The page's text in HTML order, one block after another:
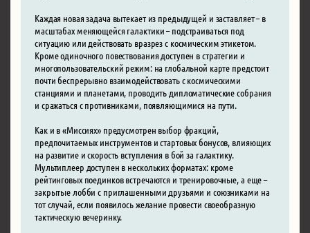
Каждая новая задача вытекает из предыдущей и заставляет – в
масштабах меняющейся галактики – подстраиваться под
ситуацию или действовать вразрез с космическим этикетом.
Кроме одиночного повествования доступен в стратегии и
многопользовательский режим: на глобальной карте предстоит
почти беспрерывно взаимодействовать с космическими
станциями и планетами, проводить дипломатические собрания
и сражаться с противниками, появляющимися на пути.
Как и в «Миссиях» предусмотрен выбор фракций,
предпочитаемых инструментов и стартовых бонусов, влияющих
на развитие и скорость вступления в бой за галактику.
Мультиплеер доступен в нескольких форматах: кроме
рейтинговых поединков встречаются и тренировочные, а еще –
закрытые лобби с приглашенными друзьями и союзниками на
тот случай, если появилось желание провести своеобразную
тактическую вечеринку.